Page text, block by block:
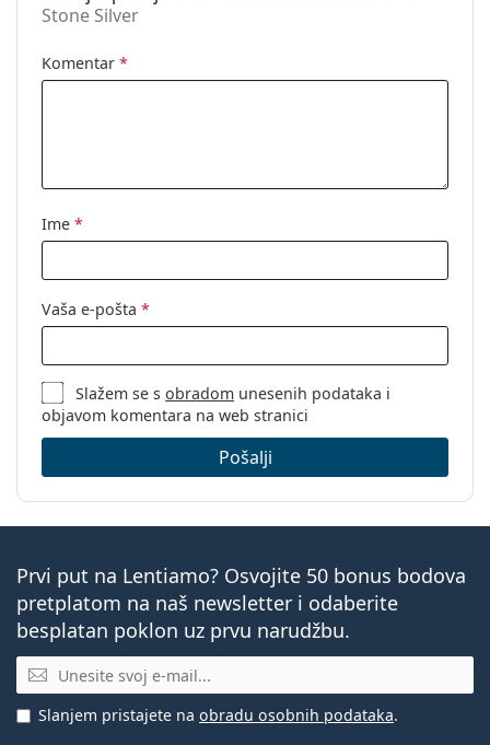
Dodaci
Kutijica:
Spol:
Unisex
Kategorija:
Naočale s filterom plave svjetlosti
Kod:
Eric Stone Silver
Stone Silver
Komentar *
Ime *
Vaša e-pošta *
Slažem se sobradom unesenih podataka i
objavom komentara na web stranici
Pošalji
Prvi put na Lentiamo? Osvojite 50 bonus bodova
pretplatom na naš newsletter i odaberite
besplatan poklon uz prvu narudžbu.
E-mail
Slanjem pristajete na obradu osobnih podataka.